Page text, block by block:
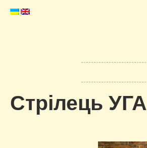
Стрілець УГА